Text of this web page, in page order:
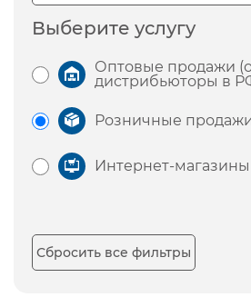
Выберите услугу
Оптовые продажи
дистрибьюторы в
Розничные
Интернет-магазины
Сбросить все фильтры